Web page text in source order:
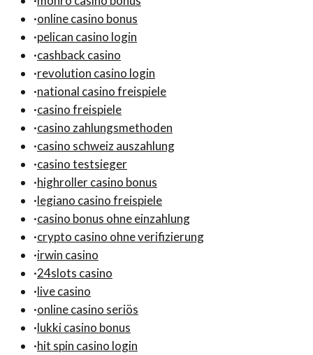
·online casino bonus
·pelican casino login
·cashback casino
·revolution casino login
·national casino freispiele
·casino freispiele
·casino zahlungsmethoden
·casino schweiz auszahlung
·casino testsieger
·highroller casino bonus
·legiano casino freispiele
·casino bonus ohne einzahlung
·crypto casino ohne verifizierung
·irwin casino
·24slots casino
·live casino
·online casino seriös
·lukki casino bonus
·hit spin casino login